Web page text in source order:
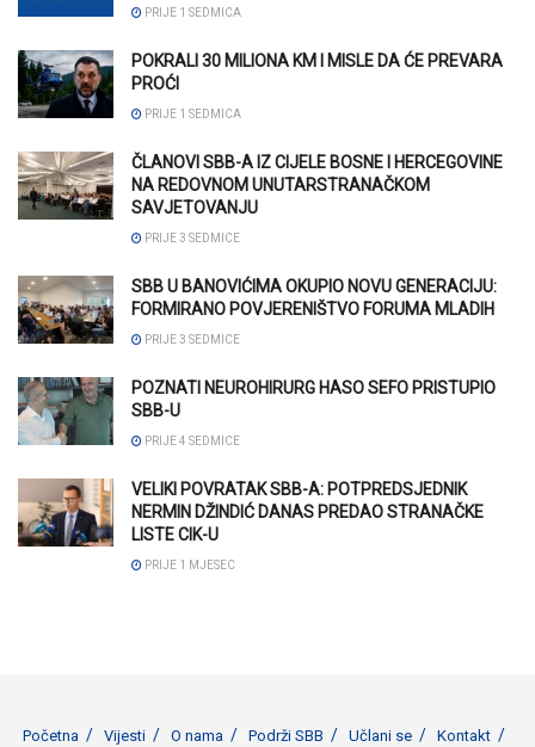
PRIJE 1 SEDMICA
POKRALI 30 MILIONA KM I MISLE DA ĆE PREVARA
PROĆI
PRIJE 1 SEDMICA
ČLANOVI SBB-A IZ CIJELE BOSNE I HERCEGOVINE
NA REDOVNOM UNUTARSTRANAČKOM
SAVJETOVANJU
PRIJE 3 SEDMICE
SBB U BANOVIĆIMA OKUPIO NOVU GENERACIJU:
FORMIRANO POVJERENIŠTVO FORUMA MLADIH
PRIJE 3 SEDMICE
POZNATI NEUROHIRURG HASO SEFO PRISTUPIO
SBB-U
PRIJE 4 SEDMICE
VELIKI POVRATAK SBB-A: POTPREDSJEDNIK
NERMIN DŽINDIĆ DANAS PREDAO STRANAČKE
LISTE CIK-U
PRIJE 1 MJESEC
Početna Vijesti O nama Podrži SBB Učlani se Kontakt